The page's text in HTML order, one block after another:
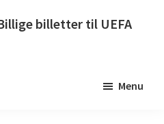
billetter til UEFA
Menu